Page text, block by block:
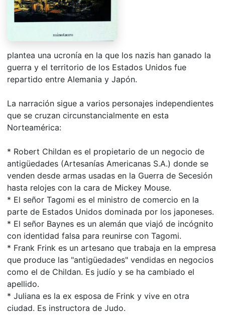
plantea una ucronía en la que los nazis han ganado la
guerra y el territorio de los Estados Unidos fue
repartido entre Alemania y Japón.
La narración sigue a varios personajes independientes
que se cruzan circunstancialmente en esta
Norteamérica:
* Robert Childan es el propietario de un negocio de
antigüedades (Artesanías Americanas S.A.) donde se
venden desde armas usadas en la Guerra de Secesión
hasta relojes con la cara de Mickey Mouse.
* El señor Tagomi es el ministro de comercio en la
parte de Estados Unidos dominada por los japoneses.
* El señor Baynes es un alemán que viajó de incógnito
con identidad falsa para reunirse con Tagomi.
* Frank Frink es un artesano que trabaja en la empresa
que produce las "antigüedades" vendidas en negocios
como el de Childan. Es judío y se ha cambiado el
apellido.
* Juliana es la ex esposa de Frink y vive en otra
ciudad. Es instructora de Judo.